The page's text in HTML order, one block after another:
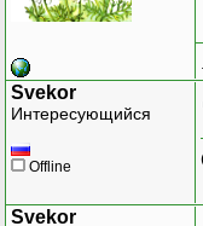
Svekor
Интересующийся
Offline
Svekor